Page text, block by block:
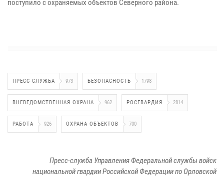
поступило с охраняемых объектов Северного района.
ПРЕСС-СЛУЖБА 973 БЕЗОПАСНОСТЬ 1798
ВНЕВЕДОМСТВЕННАЯ ОХРАНА 962 РОСГВАРДИЯ 2814
РАБОТА 926 ОХРАНА ОБЪЕКТОВ 700
Пресс-служба Управления Федеральной службы войск
национальной гвардии Российской Федерации по Орловской